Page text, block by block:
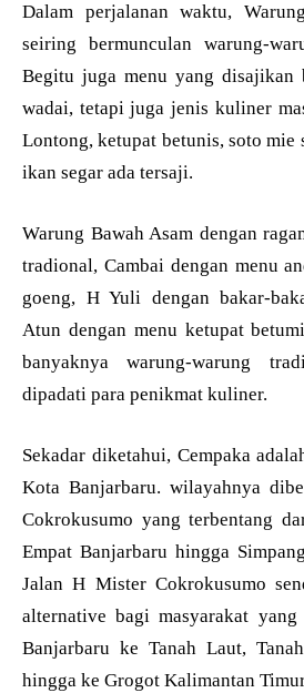
Dalam perjalanan waktu,
seiring bermunculan warung-
Begitu juga menu yang disajikan
wadai, tetapi juga jenis kuliner
Lontong, ketupat betunis, soto mie
ikan segar ada tersaji.
Warung Bawah Asam dengan
tradional, Cambai dengan menu
goeng, H Yuli dengan bakar-
Atun dengan menu ketupat
banyaknya warung-warung
dipadati para penikmat kuliner.
Sekadar diketahui, Cempaka
Kota Banjarbaru. wilayahnya
Cokrokusumo yang terbentang
Empat Banjarbaru hingga
Jalan H Mister Cokrokusumo
alternative bagi masyarakat
Banjarbaru ke Tanah Laut,
hingga ke Grogot Kalimantan